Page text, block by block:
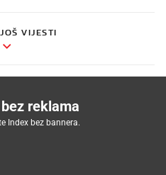
VIJESTI
reklama
Index bez bannera.